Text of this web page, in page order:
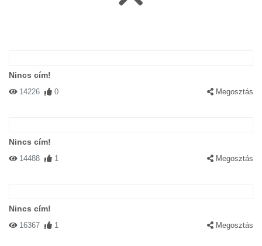
Nincs cím!
14226 0 Megosztás
Nincs cím!
14488 1 Megosztás
Nincs cím!
16367 1 Megosztás